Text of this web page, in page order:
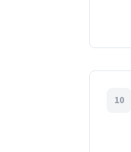
10